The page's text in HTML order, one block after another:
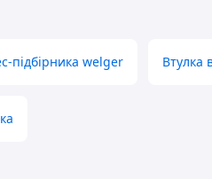
підбірника welger Втулка